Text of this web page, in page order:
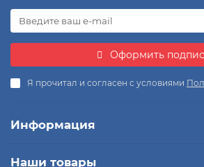
Оформить
Я прочитал и согласен с условиями
Информация
Наши товары